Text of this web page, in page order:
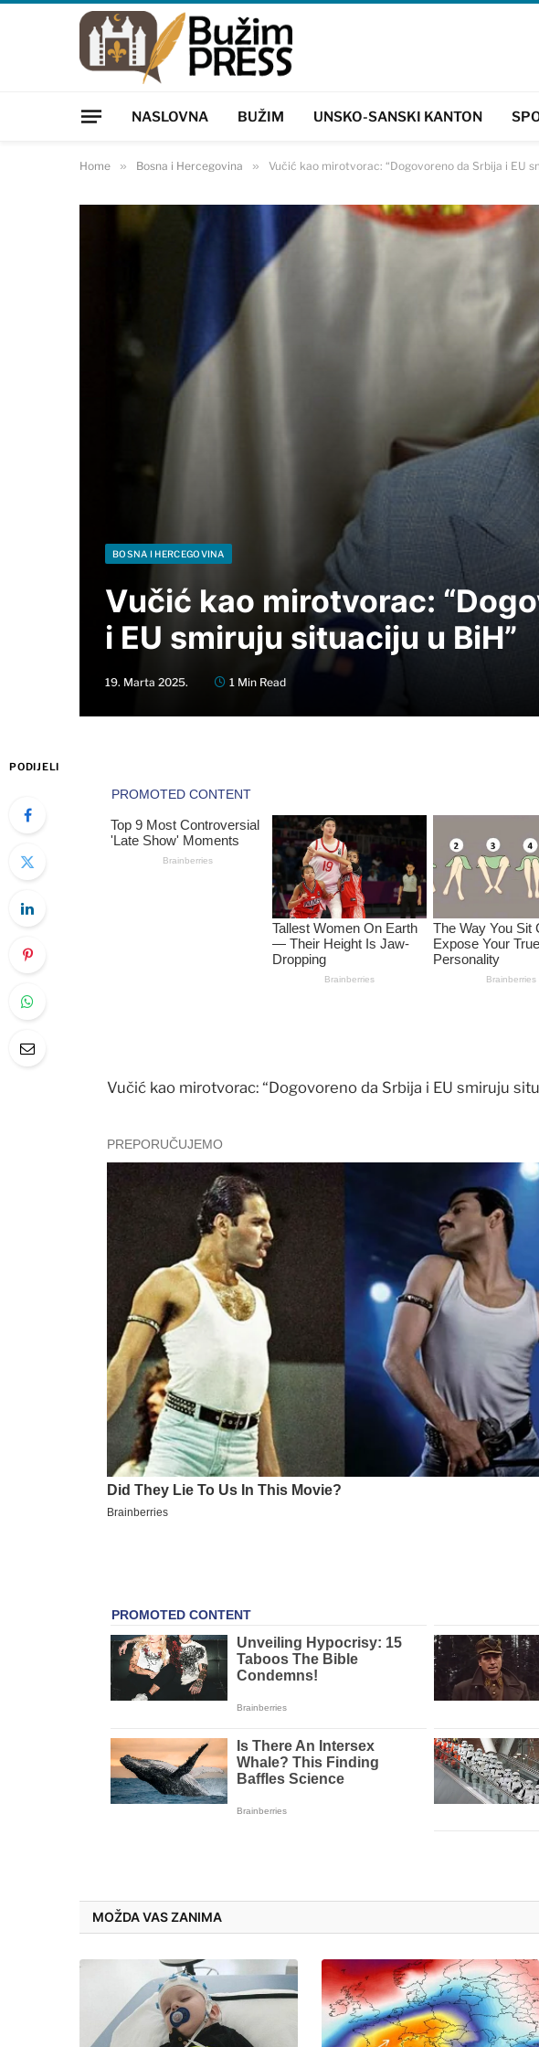
NASLOVNA BUŽIM UNSKO-SANSKI KANTON
Home » Bosna i Hercegovina » Vučić kao mirotvorac: “Dogovoreno da Srbija i EU
BOSNA I HERCEGOVINA
Vučić kao mirotvorac:
i EU smiruju situaciju u BiH”
19. Marta 2025. 1 Min Read
PODIJELI
Vučić kao mirotvorac: “Dogovoreno da Srbija i EU smiruju
MOŽDA VAS ZANIMA